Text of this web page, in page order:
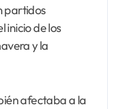
partidos
inicio de los
y la
afectaba a la